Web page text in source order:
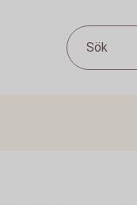
Sök